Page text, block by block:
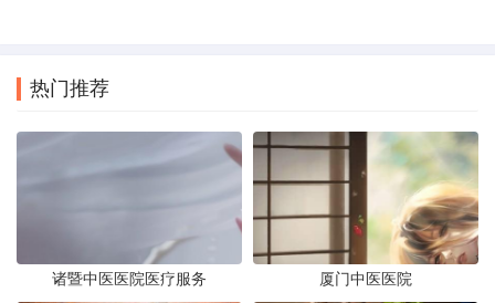
热门推荐
诸暨中医医院医疗服务 厦门中医医院